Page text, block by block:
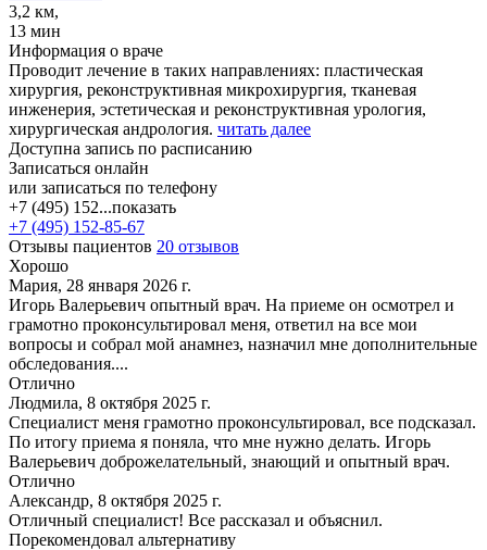
3,2 км,
13 мин
Информация о враче
Проводит лечение в таких направлениях: пластическая
хирургия, реконструктивная микрохирургия, тканевая
инженерия, эстетическая и реконструктивная урология,
хирургическая андрология. читать далее
Доступна запись по расписанию
Записаться онлайн
или записаться по телефону
+7 (495) 152...показать
+7 (495) 152-85-67
Отзывы пациентов 20 отзывов
Хорошо
Мария, 28 января 2026 г.
Игорь Валерьевич опытный врач. На приеме он осмотрел и
грамотно проконсультировал меня, ответил на все мои
вопросы и собрал мой анамнез, назначил мне дополнительные
обследования....
Отлично
Людмила, 8 октября 2025 г.
Специалист меня грамотно проконсультировал, все подсказал.
По итогу приема я поняла, что мне нужно делать. Игорь
Валерьевич доброжелательный, знающий и опытный врач.
Отлично
Александр, 8 октября 2025 г.
Отличный специалист! Все рассказал и объяснил.
Порекомендовал альтернативу